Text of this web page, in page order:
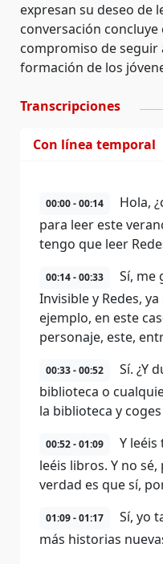
expresan su deseo de
conversación
compromiso de seguir
formación de los
Transcripciones
Con línea temporal
00:00 - 00:14
Hola,
para leer este
tengo que leer
00:14 - 00:33
Sí, me
Invisible y Redes,
ejemplo, en este
personaje, este,
00:33 - 00:52
Sí. ¿Y
biblioteca o
la biblioteca y
00:52 - 01:09
Y
leéis libros. Y no
verdad es que sí,
01:09 - 01:17
Sí, yo
más historias